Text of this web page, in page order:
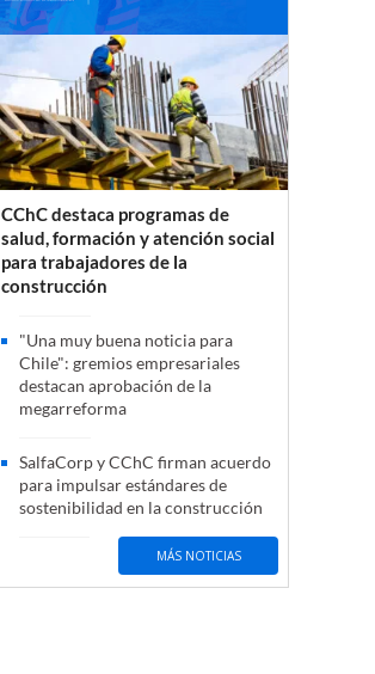
CChC destaca programas de
salud, formación y atención social
para trabajadores de la
construcción
"Una muy buena noticia para
Chile": gremios empresariales
destacan aprobación de la
megarreforma
SalfaCorp y CChC firman acuerdo
para impulsar estándares de
sostenibilidad en la construcción
MÁS NOTICIAS